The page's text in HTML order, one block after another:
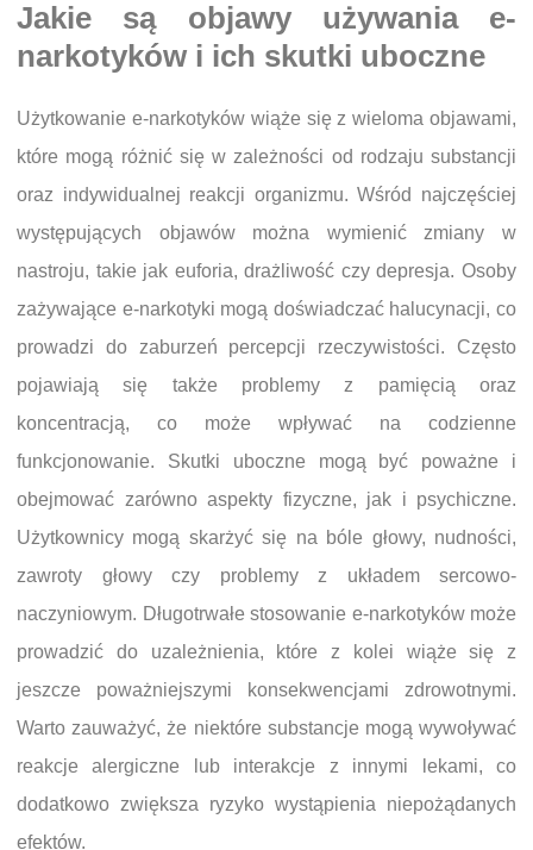
Jakie są objawy używania e-
narkotyków i ich skutki uboczne
Użytkowanie e-narkotyków wiąże się z wieloma objawami,
które mogą różnić się w zależności od rodzaju substancji
oraz indywidualnej reakcji organizmu. Wśród najczęściej
występujących objawów można wymienić zmiany w
nastroju, takie jak euforia, drażliwość czy depresja. Osoby
zażywające e-narkotyki mogą doświadczać halucynacji, co
prowadzi do zaburzeń percepcji rzeczywistości. Często
pojawiają się także problemy z pamięcią oraz
koncentracją, co może wpływać na codzienne
funkcjonowanie. Skutki uboczne mogą być poważne i
obejmować zarówno aspekty fizyczne, jak i psychiczne.
Użytkownicy mogą skarżyć się na bóle głowy, nudności,
zawroty głowy czy problemy z układem sercowo-
naczyniowym. Długotrwałe stosowanie e-narkotyków może
prowadzić do uzależnienia, które z kolei wiąże się z
jeszcze poważniejszymi konsekwencjami zdrowotnymi.
Warto zauważyć, że niektóre substancje mogą wywoływać
reakcje alergiczne lub interakcje z innymi lekami, co
dodatkowo zwiększa ryzyko wystąpienia niepożądanych
efektów.